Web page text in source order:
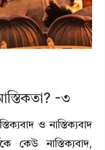
-৩
ও নাস্তিক্যবাদ
কেউ নাস্তিক্যবাদ,